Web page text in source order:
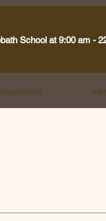
School at 9:00 am -